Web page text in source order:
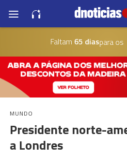
Faltam 65 diaspara os
MUNDO
Presidente norte-
a Londres